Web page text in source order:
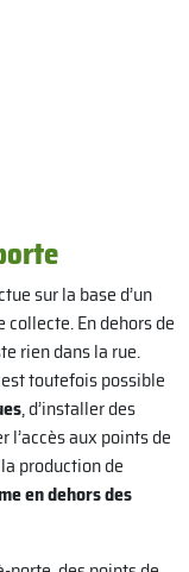
sur la base d’un
collecte. En dehors de
rien dans la rue.
toutefois possible
, d’installer des
l’accès aux points de
production de
en dehors des